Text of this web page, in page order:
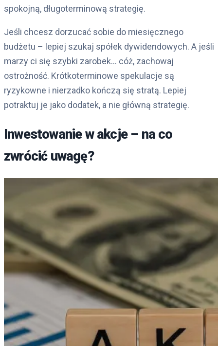
spokojną, długoterminową strategię.
Jeśli chcesz dorzucać sobie do miesięcznego
budżetu – lepiej szukaj spółek dywidendowych. A jeśli
marzy ci się szybki zarobek… cóż, zachowaj
ostrożność. Krótkoterminowe spekulacje są
ryzykowne i nierzadko kończą się stratą. Lepiej
potraktuj je jako dodatek, a nie główną strategię.
Inwestowanie w akcje – na co
zwrócić uwagę?